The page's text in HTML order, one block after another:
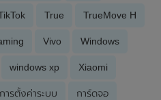
True TrueMove H
Vivo Windows
windows xp Xiaomi
การตั้งค่าระบบ การ์ดจอ